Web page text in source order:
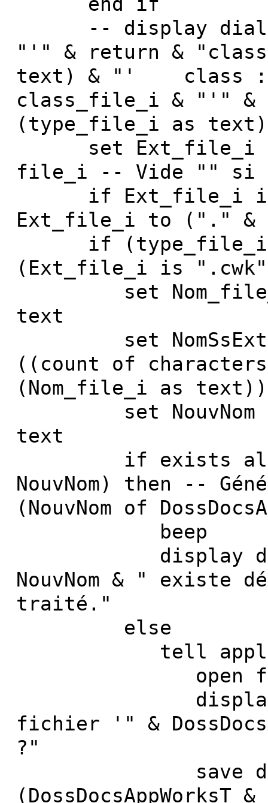
-- display
"'" & return &
text) & "' class :
class_file_i & "'" &
(type_file_i as
set Ext_file_i to
file_i -- Vide "" si
if Ext_file_i is
Ext_file_i to ("." &
if (type_file_i is
(Ext_file_i is
set Nom_file_i
text
set NomSsExt
((count of
(Nom_file_i as
set NouvNom to
text
if exists alias
NouvNom) then --
(NouvNom of
beep
display
NouvNom & " existe
traité."
else
tell
open
display
fichier '" &
?"
save
(DossDocsAppWorksT